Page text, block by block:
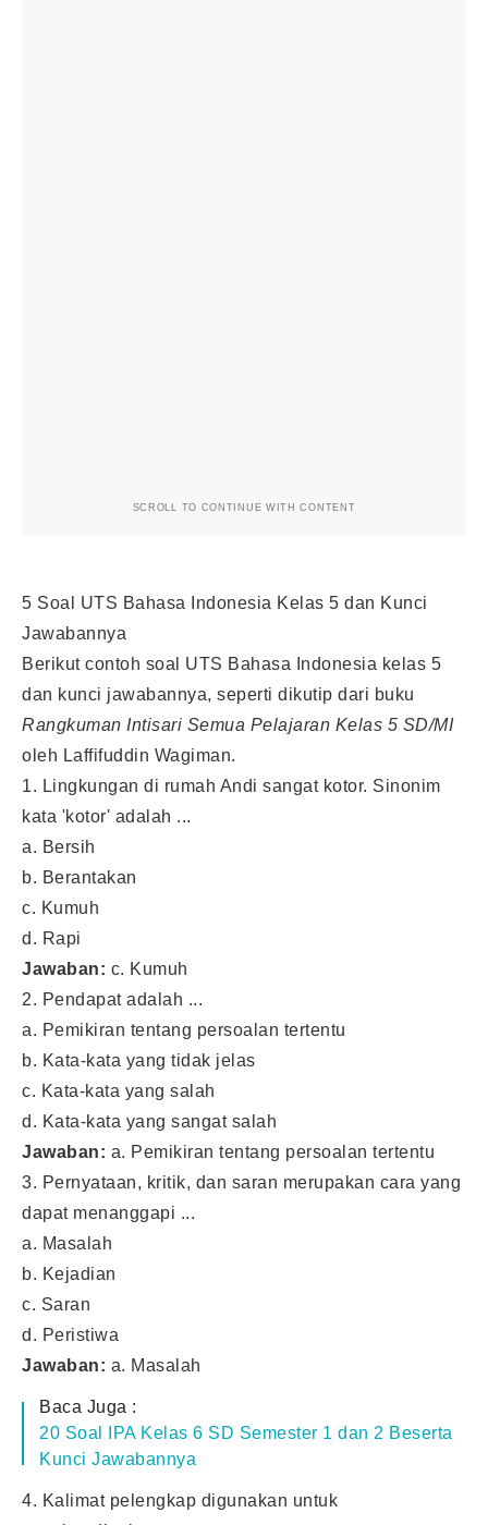
SCROLL TO CONTINUE WITH CONTENT
5 Soal UTS Bahasa Indonesia Kelas 5 dan Kunci
Jawabannya
Berikut contoh soal UTS Bahasa Indonesia kelas 5
dan kunci jawabannya, seperti dikutip dari buku
Rangkuman Intisari Semua Pelajaran Kelas 5 SD/MI
oleh Laffifuddin Wagiman.
1. Lingkungan di rumah Andi sangat kotor. Sinonim
kata 'kotor' adalah ...
a. Bersih
b. Berantakan
c. Kumuh
d. Rapi
Jawaban: c. Kumuh
2. Pendapat adalah ...
a. Pemikiran tentang persoalan tertentu
b. Kata-kata yang tidak jelas
c. Kata-kata yang salah
d. Kata-kata yang sangat salah
Jawaban: a. Pemikiran tentang persoalan tertentu
3. Pernyataan, kritik, dan saran merupakan cara yang
dapat menanggapi ...
a. Masalah
b. Kejadian
c. Saran
d. Peristiwa
Jawaban: a. Masalah
Baca Juga :
20 Soal IPA Kelas 6 SD Semester 1 dan 2 Beserta
Kunci Jawabannya
4. Kalimat pelengkap digunakan untuk